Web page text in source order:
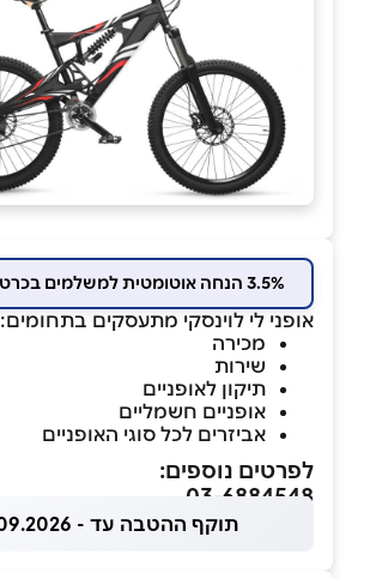
3.5% הנחה אוטומטית למשלמים בכרטיס המועדון
אופני לי לוינסקי מתעסקים בתחומים:
מכירה
שירות
תיקון לאופניים
אופניים חשמליים
אביזרים לכל סוגי האופניים
לפרטים נוספים:
03-6884548
תוקף ההטבה עד - 09.09.2026